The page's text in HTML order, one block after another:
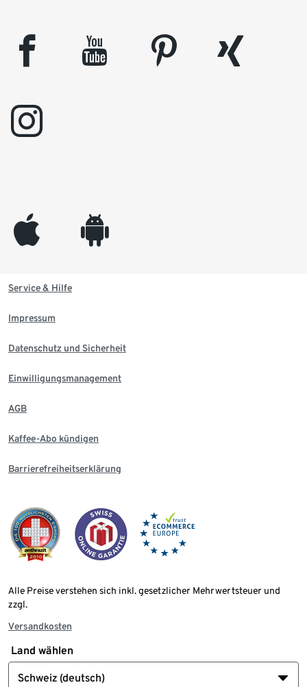
facebook youtube pinterest
xing
instagram
appleinc android
Service & Hilfe
Impressum
Datenschutz und Sicherheit
Einwilligungsmanagement
AGB
Kaffee-Abo kündigen
Barrierefreiheitserklärung
Alle Preise verstehen sich inkl. gesetzlicher Mehrwertsteuer und
zzgl.
Versandkosten
Land wählen
Schweiz (deutsch)